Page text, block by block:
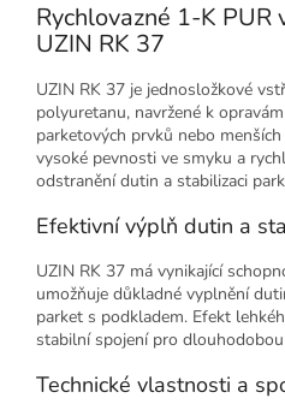
Rychlovazné 1-K
UZIN RK 37
UZIN RK 37 je jednosložkové
polyuretanu, navržené k
parketových prvků nebo
vysoké pevnosti ve smyku a
odstranění dutin a stabilizaci
Efektivní výplň dutin a
UZIN RK 37 má vynikající
umožňuje důkladné vyplnění
parket s podkladem. Efekt
stabilní spojení pro
Technické vlastnosti a